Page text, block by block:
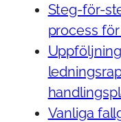
Steg-för-
process
Vanliga